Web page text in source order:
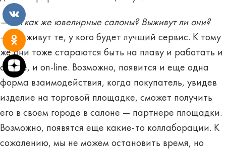
— А как же ювелирные салоны? Выживут ли они?
— Выживут те, у кого будет лучший сервис. К тому
же они тоже стараются быть на плаву и работать и
off-line, и on-line. Возможно, появится и еще одна
форма взаимодействия, когда покупатель, увидев
изделие на торговой площадке, сможет получить
его в своем городе в салоне — партнере площадки.
Возможно, появятся еще какие-то коллаборации. К
сожалению, мы не можем остановить время, но